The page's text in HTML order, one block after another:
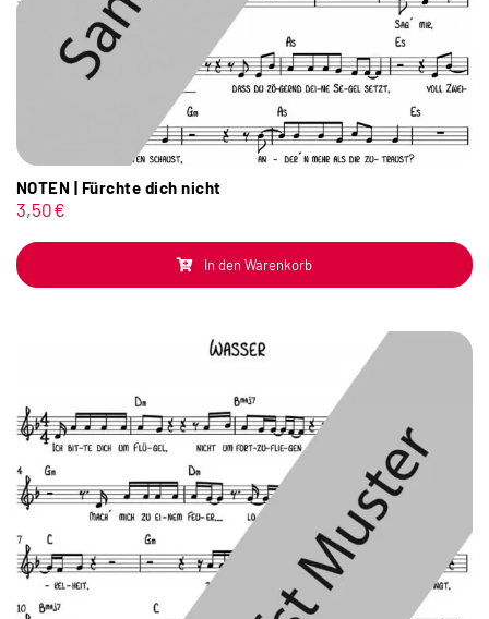
NOTEN | Fürchte dich nicht
3,50€
In den Warenkorb